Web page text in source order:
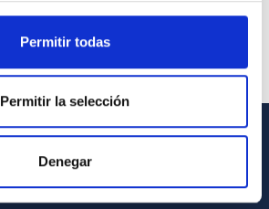
Permitir todas
Permitir la selección
Denegar